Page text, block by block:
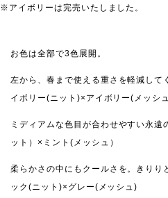
※アイボリーは完売いたしました。
お色は全部で3色展開。
左から、春まで使える重さを軽減して
イボリー(ニット)×アイボリー(メッシ
ミディアムな色目が合わせやすい永
ット）×ミント(メッシュ）
柔らかさの中にもクールさを。きりり
ック(ニット)×グレー(メッシュ)